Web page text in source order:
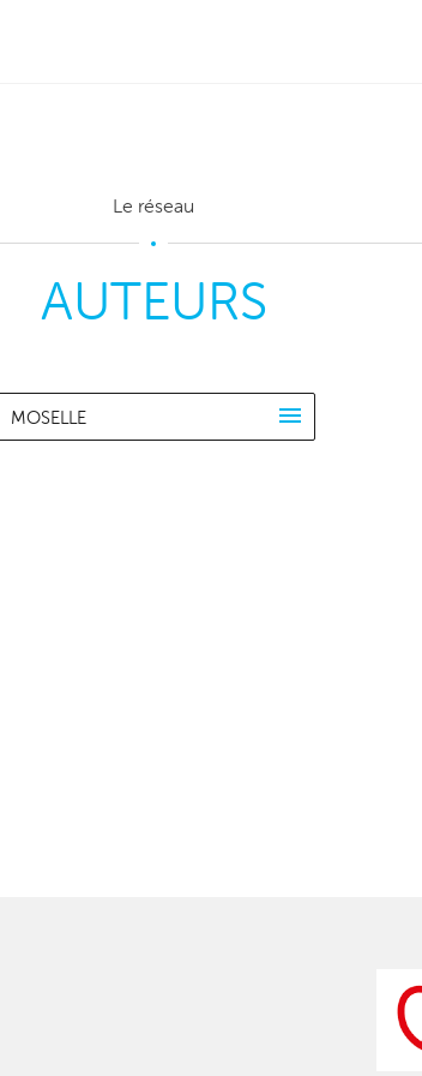
Le réseau
AUTEURS
MOSELLE